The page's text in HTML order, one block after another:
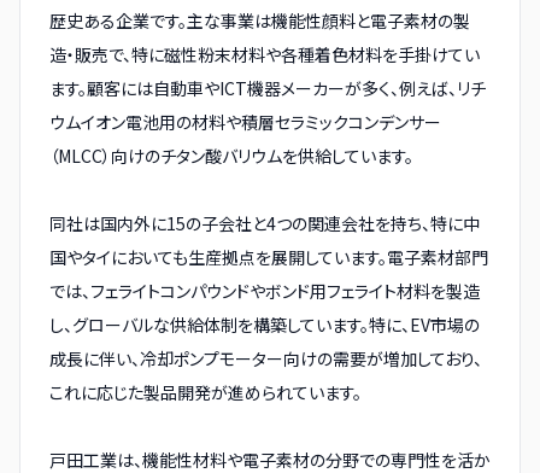
歴史ある企業です。主な事業は機能性顔料と電子素材の製
造・販売で、特に磁性粉末材料や各種着色材料を手掛けてい
ます。顧客には自動車やICT機器メーカーが多く、例えば、リチ
ウムイオン電池用の材料や積層セラミックコンデンサー
（MLCC）向けのチタン酸バリウムを供給しています。
同社は国内外に15の子会社と4つの関連会社を持ち、特に中
国やタイにおいても生産拠点を展開しています。電子素材部門
では、フェライトコンパウンドやボンド用フェライト材料を製造
し、グローバルな供給体制を構築しています。特に、EV市場の
成長に伴い、冷却ポンプモーター向けの需要が増加しており、
これに応じた製品開発が進められています。
戸田工業は、機能性材料や電子素材の分野での専門性を活か